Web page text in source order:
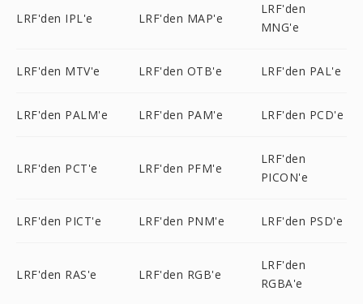
LRF'den IPL'e LRF'den MAP'e
LRF'den
MNG'e
LRF'den MTV'e LRF'den OTB'e LRF'den PAL'e
LRF'den PALM'e LRF'den PAM'e LRF'den PCD'e
LRF'den PCT'e LRF'den PFM'e
LRF'den
PICON'e
LRF'den PICT'e LRF'den PNM'e LRF'den PSD'e
LRF'den RAS'e LRF'den RGB'e
LRF'den
RGBA'e